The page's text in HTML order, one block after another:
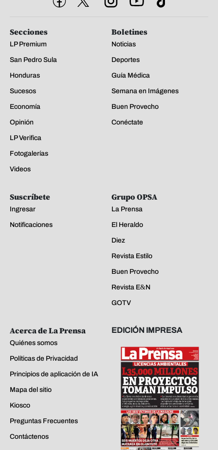
Secciones
LP Premium
San Pedro Sula
Honduras
Sucesos
Economía
Opinión
LP Verifica
Fotogalerías
Videos
Boletines
Noticias
Deportes
Guía Médica
Semana en Imágenes
Buen Provecho
Conéctate
Suscríbete
Ingresar
Notificaciones
Grupo OPSA
La Prensa
El Heraldo
Diez
Revista Estilo
Buen Provecho
Revista E&N
GOTV
Acerca de La Prensa
Quiénes somos
Políticas de Privacidad
Principios de aplicación de IA
Mapa del sitio
Kiosco
Preguntas Frecuentes
Contáctenos
EDICIÓN IMPRESA